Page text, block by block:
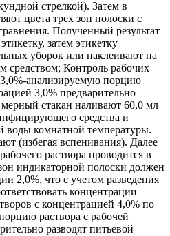
стрелкой). Затем в
цвета трех зон полоски с
Полученный результат
затем этикетку
уборок или наклеивают на
средством; Контроль рабочих
анализируемую порцию
3,0% предварительно
стакан наливают 60,0 мл
средства и
воды комнатной температуры.
(избегая вспенивания). Далее
раствора проводится в
индикаторной полоски должен
2,0%, что с учетом разведения
концентрации
с концентрацией 4,0% по
раствора с рабочей
разводят питьевой